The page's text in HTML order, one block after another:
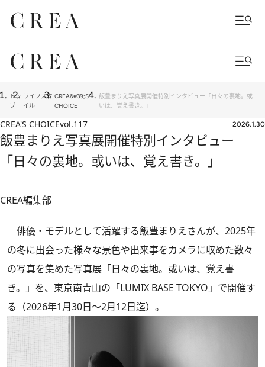
トッ
プ
ライフスタ
イル
CREA&#39;S
CHOICE
飯豊まりえ写真展開催特別インタビュー「日々の裏地。或
いは、覚え書き。」
CREA'S CHOICEvol.117 2026.1.30
飯豊まりえ写真展開催特別インタビュー
「日々の裏地。或いは、覚え書き。」
CREA編集部
俳優・モデルとして活躍する飯豊まりえさんが、2025年
の冬に出会った様々な景色や出来事をカメラに収めた数々
の写真を集めた写真展「日々の裏地。或いは、覚え書
き。」を、東京南青山の「LUMIX BASE TOKYO」で開催す
る（2026年1月30日～2月12日迄）。